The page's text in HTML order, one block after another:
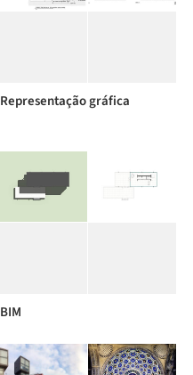
Representação gráfica
BIM